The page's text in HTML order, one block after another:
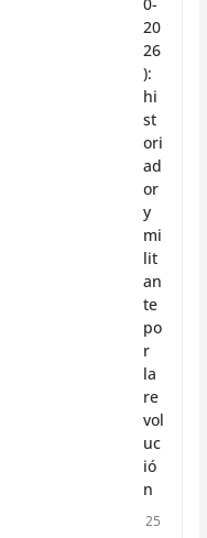
20
26
):
hi
st
ori
ad
or
y
mi
lit
an
te
po
r
la
re
vol
uc
ió
n
25